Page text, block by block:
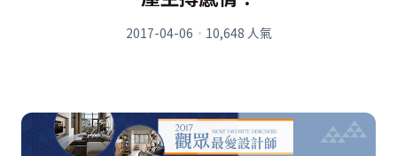
2017-04-06 · 10,648 人氣